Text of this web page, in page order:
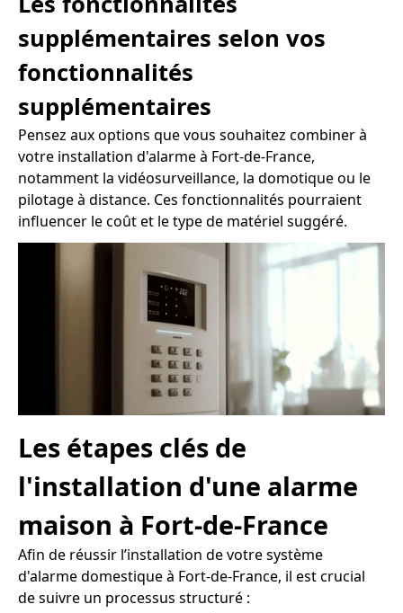
supplémentaires selon vos
fonctionnalités
supplémentaires
Pensez aux options que vous souhaitez combiner à
votre installation d'alarme à Fort-de-France,
notamment la vidéosurveillance, la domotique ou le
pilotage à distance. Ces fonctionnalités pourraient
influencer le coût et le type de matériel suggéré.
Les étapes clés de
l'installation d'une alarme
maison à Fort-de-France
Afin de réussir l’installation de votre système
d'alarme domestique à Fort-de-France, il est crucial
de suivre un processus structuré :